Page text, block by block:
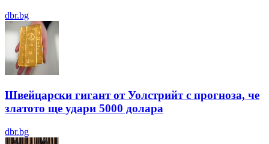
dbr.bg
Швейцарски гигант от Уолстрийт с прогноза, че
златото ще удари 5000 долара
dbr.bg